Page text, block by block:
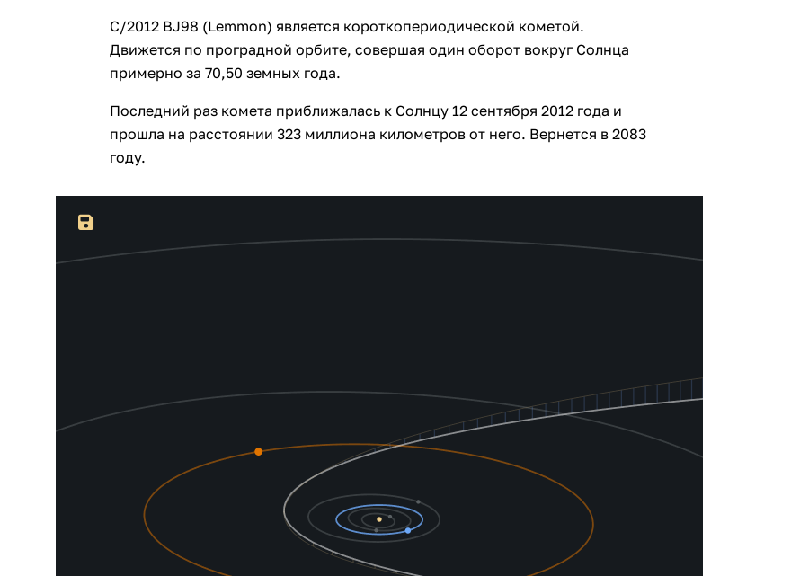
C/2012 BJ98 (Lemmon) является короткопериодической кометой.
Движется по проградной орбите, совершая один оборот вокруг Солнца
примерно за 70,50 земных года.
Последний раз комета приближалась к Солнцу 12 сентября 2012 года и
прошла на расстоянии 323 миллиона километров от него. Вернется в 2083
году.